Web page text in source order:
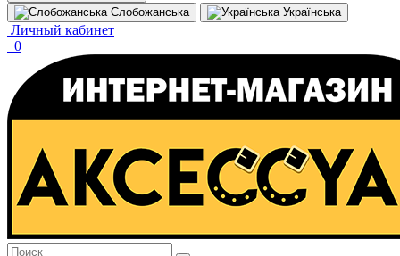
Слобожанська
Українська
Личный кабинет
0